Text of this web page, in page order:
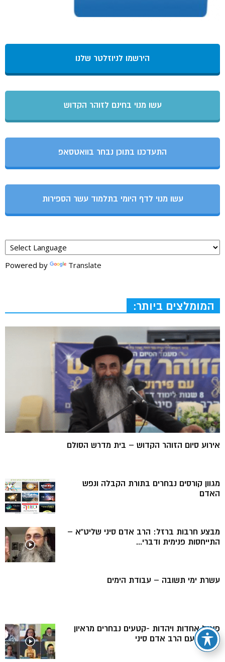
הירשמו לניוזלטר שלנו
עשו מנוי בחינם לזוהר הקדוש
התעדכנו בתוכן נבחר בוואטסאפ
עשו מנוי לדף היומי בתלמוד עשר הספירות
Powered by Translate
המומלצים ביותר:
אירוע סיום הזוהר הקדוש – בית מדרש הסולם
מגוון קורסים נבחרים בתורת הקבלה ונפש
האדם
מבצע חרבות ברזל: הרב אדם סיני שליט”א –
התייחסות פנימית ודברי...
עשרת ימי תשובה – עבודת הימים
פאנל אחדות ויהדות -קטעים נבחרים מראיון
משותף עם הרב אדם סיני